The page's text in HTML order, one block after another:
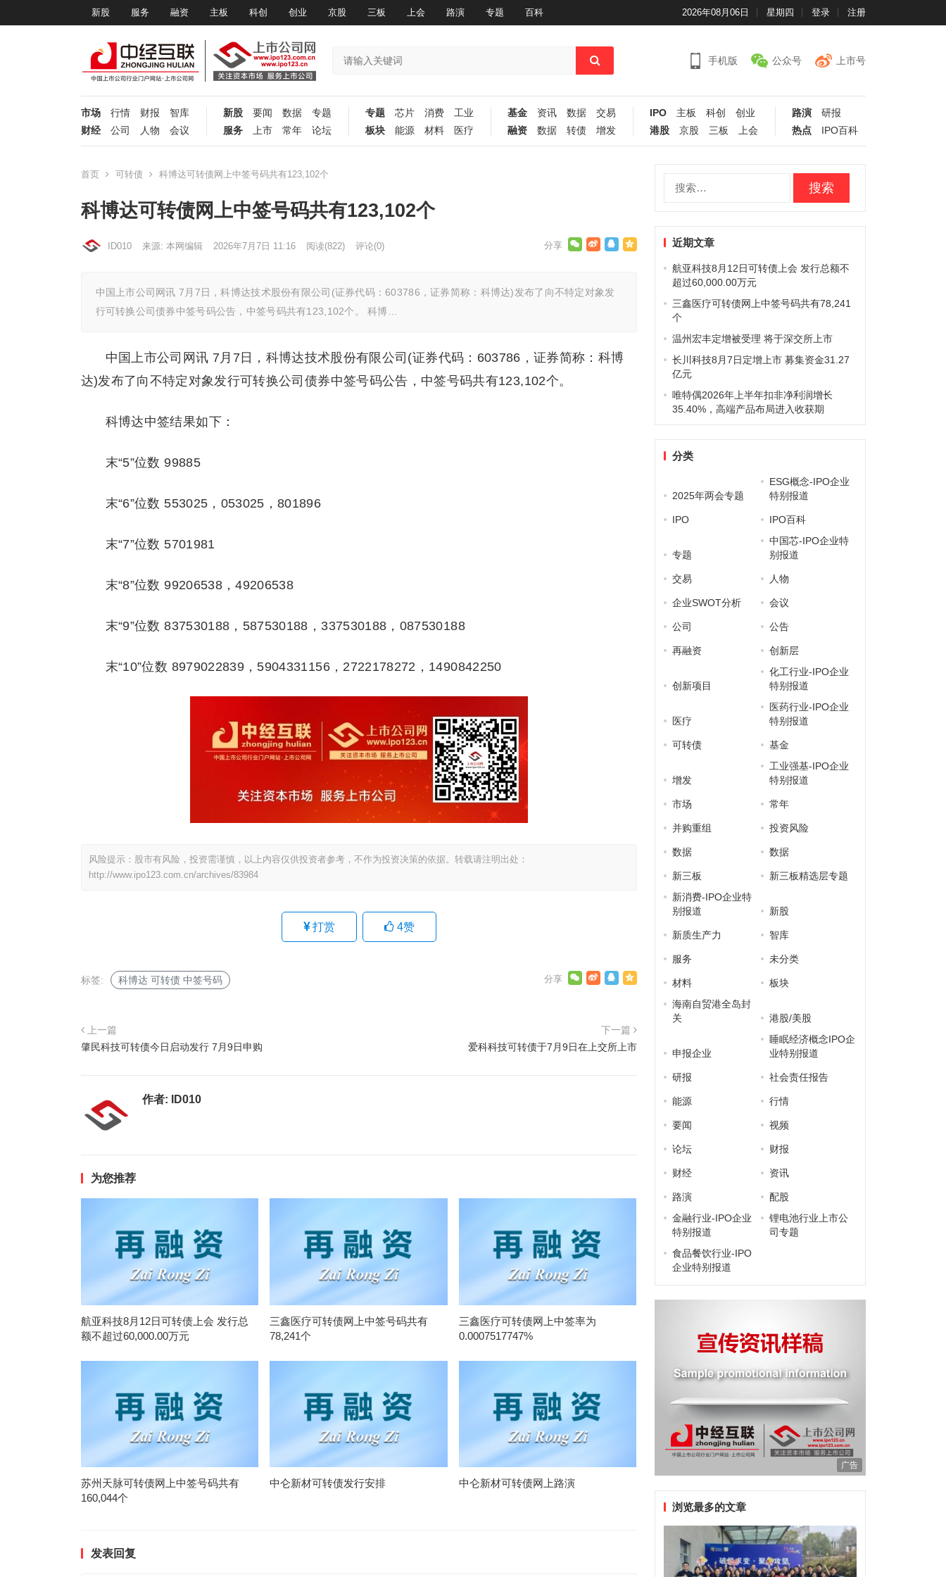
新股 服务 融资 主板 科创 创业 京股 三板 上会 路演 专题 百科 2026年08月06日 星期四 登录 注册
手机版 公众号 上市号
市场 行情 财报
智库
财经
公司 人物 会议
新股 要闻 数据
专题
服务
上市 常年 论坛
专题 芯片 消费
工业
板块
能源 材料 医疗
基金 资讯 数据
交易
融资
数据 转债 增发
IPO 主板 科创
创业
港股
京股 三板 上会
路演
研报
热点
IPO百科
首页 可转债 科博达可转债网上中签号码共有123,102个
科博达可转债网上中签号码共有123,102个
ID010 来源: 本网编辑 2026年7月7日 11:16 阅读(822) 评论(0)
中国上市公司网讯 7月7日，科博达技术股份有限公司(证券代码：603786，证券简称：科博达)发布了向不特定对象发
行可转换公司债券中签号码公告，中签号码共有123,102个。 科博…
中国上市公司网讯 7月7日，科博达技术股份有限公司(证券代码：603786，证券简称：科博
达)发布了向不特定对象发行可转换公司债券中签号码公告，中签号码共有123,102个。
科博达中签结果如下：
末“5”位数 99885
末“6”位数 553025，053025，801896
末“7”位数 5701981
末“8”位数 99206538，49206538
末“9”位数 837530188，587530188，337530188，087530188
末“10”位数 8979022839，5904331156，2722178272，1490842250
风险提示：股市有风险，投资需谨慎，以上内容仅供投资者参考，不作为投资决策的依据。转载请注明出处：
http://www.ipo123.com.cn/archives/83984
打赏 4赞
标签: 科博达 可转债 中签号码
上一篇
肇民科技可转债今日启动发行 7月9日申购
下一篇
爱科科技可转债于7月9日在上交所上市
作者: ID010
为您推荐
航亚科技8月12日可转债上会 发行总
额不超过60,000.00万元
三鑫医疗可转债网上中签号码共有
78,241个
三鑫医疗可转债网上中签率为
0.0007517747%
苏州天脉可转债网上中签号码共有
160,044个
中仑新材可转债发行安排 中仑新材可转债网上路演
发表回复
近期文章
航亚科技8月12日可转债上会 发行总额不
超过60,000.00万元
三鑫医疗可转债网上中签号码共有78,241
个
温州宏丰定增被受理 将于深交所上市
长川科技8月7日定增上市 募集资金31.27
亿元
唯特偶2026年上半年扣非净利润增长
35.40%，高端产品布局进入收获期
分类
2025年两会专题
ESG概念-IPO企业
特别报道
IPO IPO百科
专题
中国芯-IPO企业特
别报道
交易 人物
企业SWOT分析 会议
公司 公告
再融资 创新层
创新项目
化工行业-IPO企业
特别报道
医疗
医药行业-IPO企业
特别报道
可转债 基金
增发
工业强基-IPO企业
特别报道
市场 常年
并购重组 投资风险
数据 数据
新三板
新三板精选层专题
新消费-IPO企业特
别报道
新股
新质生产力 智库
服务 未分类
材料
板块
海南自贸港全岛封
关
港股/美股
申报企业
睡眠经济概念IPO企
业特别报道
研报 社会责任报告
能源 行情
要闻 视频
论坛 财报
财经 资讯
路演
配股
金融行业-IPO企业
特别报道
锂电池行业上市公
司专题
食品餐饮行业-IPO
企业特别报道
广告
浏览最多的文章